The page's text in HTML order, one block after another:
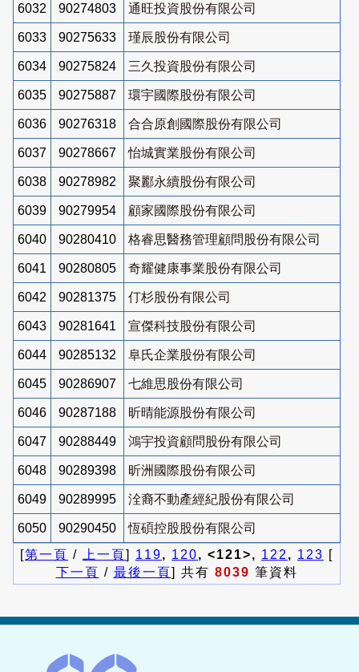
6032 90274803 通旺投資股份有限公司
6033 90275633 瑾辰股份有限公司
6034 90275824 三久投資股份有限公司
6035 90275887 環宇國際股份有限公司
6036 90276318 合合原創國際股份有限公司
6037 90278667 怡城實業股份有限公司
6038 90278982 聚酈永續股份有限公司
6039 90279954 顧家國際股份有限公司
6040 90280410 格睿思醫務管理顧問股份有限公司
6041 90280805 奇耀健康事業股份有限公司
6042 90281375 仃杉股份有限公司
6043 90281641 宣傑科技股份有限公司
6044 90285132 阜氏企業股份有限公司
6045 90286907 七維思股份有限公司
6046 90287188 昕晴能源股份有限公司
6047 90288449 鴻宇投資顧問股份有限公司
6048 90289398 昕洲國際股份有限公司
6049 90289995 洤裔不動產經紀股份有限公司
6050 90290450
恆碩控股股份有限公司
[第一頁 / 上一頁] 119, 120, <121>, 122 , 123 [
下一頁 / 最後一頁] 共有 8039 筆資料